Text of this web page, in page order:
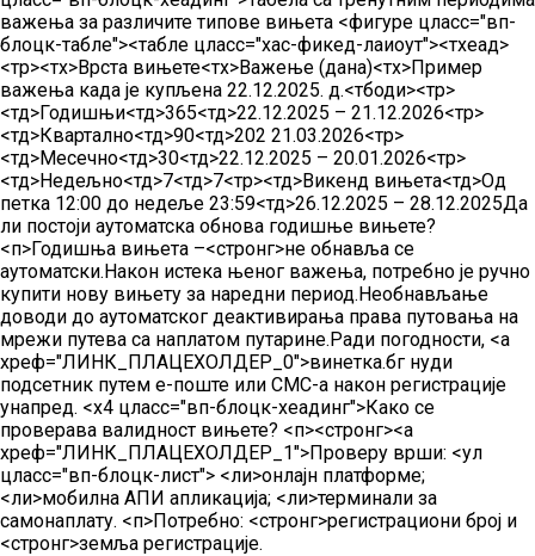
важења за различите типове вињета <фигуре цласс="вп-
блоцк-табле"><табле цласс="хас-фикед-лаиоут"><тхеад>
<тр><тх>Врста вињете<тх>Важење (дана)<тх>Пример
важења када је купљена 22.12.2025. д.<тбоди><тр>
<тд>Годишњи<тд>365<тд>22.12.2025 – 21.12.2026<тр>
<тд>Квартално<тд>90<тд>202 21.03.2026<тр>
<тд>Месечно<тд>30<тд>22.12.2025 – 20.01.2026<тр>
<тд>Недељно<тд>7<тд>7<тр><тд>Викенд вињета<тд>Од
петка 12:00 до недеље 23:59<тд>26.12.2025 – 28.12.2025Да
ли постоји аутоматска обнова годишње вињете?
<п>Годишња вињета –<стронг>не обнавља се
аутоматски.Након истека њеног важења, потребно је ручно
купити нову вињету за наредни период.Необнављање
доводи до аутоматског деактивирања права путовања на
мрежи путева са наплатом путарине.Ради погодности, <а
хреф="ЛИНК_ПЛАЦЕХОЛДЕР_0">винетка.бг нуди
подсетник путем е-поште или СМС-а након регистрације
унапред. <х4 цласс="вп-блоцк-хеадинг">Како се
проверава валидност вињете? <п><стронг><а
хреф="ЛИНК_ПЛАЦЕХОЛДЕР_1">Проверу врши: <ул
цласс="вп-блоцк-лист"> <ли>онлајн платформе;
<ли>мобилна АПИ апликација; <ли>терминали за
самонаплату. <п>Потребно: <стронг>регистрациони број и
<стронг>земља регистрације.